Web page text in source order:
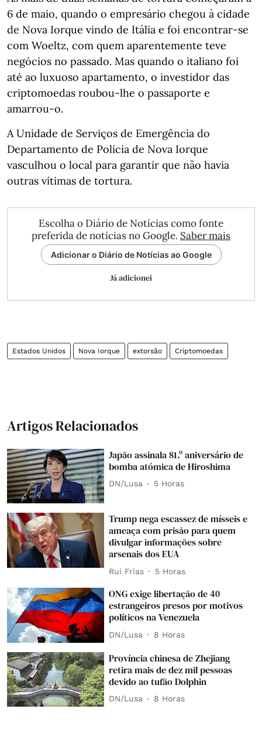
6 de maio, quando o empresário chegou à cidade
de Nova Iorque vindo de Itália e foi encontrar-se
com Woeltz, com quem aparentemente teve
negócios no passado. Mas quando o italiano foi
até ao luxuoso apartamento, o investidor das
criptomoedas roubou-lhe o passaporte e
amarrou-o.
A Unidade de Serviços de Emergência do
Departamento de Polícia de Nova Iorque
vasculhou o local para garantir que não havia
outras vítimas de tortura.
Escolha o Diário de Notícias como fonte
preferida de notícias no Google. Saber mais
Adicionar o Diário de Notícias ao Google
Já adicionei
Estados Unidos Nova Iorque extorsão Criptomoedas
Artigos Relacionados
Japão assinala 81.º aniversário de
bomba atómica de Hiroshima
DN/Lusa 5 Horas
Trump nega escassez de mísseis e
ameaça com prisão para quem
divulgar informações sobre
arsenais dos EUA
Rui Frias 5 Horas
ONG exige libertação de 40
estrangeiros presos por motivos
políticos na Venezuela
DN/Lusa 8 Horas
Província chinesa de Zhejiang
retira mais de dez mil pessoas
devido ao tufão Dolphin
DN/Lusa 8 Horas